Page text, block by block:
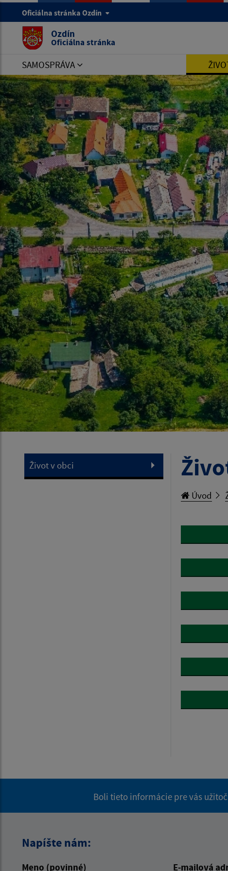
Oficiálna stránka Ozdín
Ozdín
Oficiálna stránka
SAMOSPRÁVA
Život v obci
Úvod
Boli tieto informácie pre vás
Napíšte nám:
Meno (povinné) E-mailová